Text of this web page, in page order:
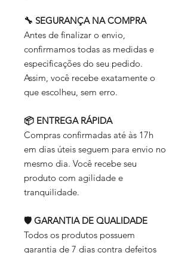
🔧 SEGURANÇA NA COMPRA
Antes de finalizar o envio,
confirmamos todas as medidas e
especificações do seu pedido.
Assim, você recebe exatamente o
que escolheu, sem erro.
📦 ENTREGA RÁPIDA
Compras confirmadas até às 17h
em dias úteis seguem para envio no
mesmo dia. Você recebe seu
produto com agilidade e
tranquilidade.
🛡️ GARANTIA DE QUALIDADE
Todos os produtos possuem
garantia de 7 dias contra defeitos